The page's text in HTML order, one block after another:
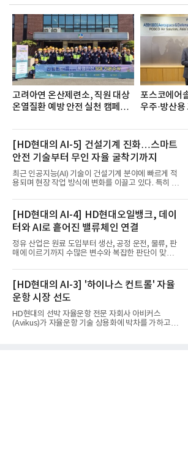
터는 지난 4월(3,435,836건) 대비 7.76% 증가한 수
치다.연구소에 따르면 7월 생수 브랜드평판 순위는 삼
다수, 백산수, 동원샘물, 스파클, 아이시스, 에비앙,
몽베스트, 크리스탈, 풀무원샘물, 평창수, 지리산수,
진로 석수,
고려아연 온산제련소, 직원 대상
온열질환 예방 안전 실천 캠페인
포스코에어
우주·방산용
[HD현대의 AI-5] 건설기계 진화…스마트
안전 기술부터 무인 자율 굴착기까지
최근 인공지능(AI) 기술이 건설기계 분야에 빠르게 적
용되며 현장 작업 방식에 변화를 이끌고 있다. 특히 무
마트 건설 현장 구현을 앞당기고 있다.HD현대사이트
솔루션은 최근 스위스 건설 현장에서 무인 자율 굴착
기를 투입했다. 실제 공사를 진행한 것은 처음으로, 건
설장비 자율화 기술의 새로운 이정표를 제시했다.이
번에 투입된 무인 자율 굴착기는 유럽 대형 건설그룹
키바그(KIBAG)의 스위스 투겐 지역 건설 프로젝트에
서 깊이 3m, 폭 12m, 길이 1km 규모의 토목 공사를
트 굴착기 플랫폼
[HD현대의 AI-4] HD현대오일뱅크, 데이
터와 AI로 흩어진 밸류체인 연결
정유 산업은 원료 도입부터 생산, 공정 운전, 물류, 판
매에 이르기까지 수많은 변수와 복잡한 판단이 맞물
과 운영 효율에 직접적인 영향을 미치는 만큼, 데이터
를 얼마나 빠르고 정확하게 연결하고 활용하느냐가
기업경쟁력을 좌우하는 핵심 요소로 떠오르고 있다.
이러한 환경 속에서 HD현대오일뱅크는 인공지능(AI)
을 단순한 업무 자동화 도구로 보지 않고, 정유사의 밸
류체인(Value Chain) 전반을 연결하고 최적화하는 핵
심 기반으로 활용하고 있다.원유 선택과 도입, 생산계
[HD현대의 AI-3] '하이나스 컨트롤' 자율
운항 시장 선도
HD현대의 선박 자율운항 전문 자회사 아비커스
(Avikus)가 자율운항 기술 상용화에 박차를 가하고 있